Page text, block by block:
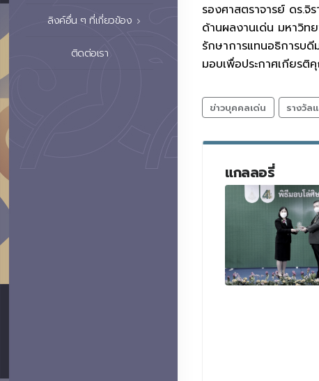
ลิงค์อื่น ๆ ที่เกี่ยวข้อง
ติดต่อเรา
รองศาสตราจารย์ ดร.
ด้านผลงานเด่น มหาวิท
รักษาการแทนอธิการบดี
มอบเพื่อประกาศเกียร
ข่าวบุคคลเด่น รางวัล
แกลลอรี่